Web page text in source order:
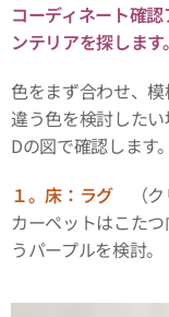
コーディネート確
ンテリアを探します。
色をまず合わせ、模
違う色を検討した
Dの図で確認します。
１。床：ラグ
（
カーペットはこた
うパープルを検討。